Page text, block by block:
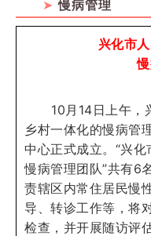
➤ 慢病管理
兴化市
10月14日上午，
乡村一体化的慢病管
中心正式成立。“兴
慢病管理团队”共有6
责辖区内常住居民慢
导、转诊工作等，将
检查，并开展随访评